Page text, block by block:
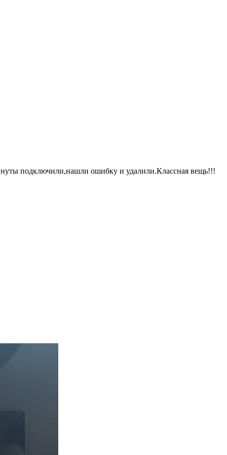
подключили,нашли ошибку и удалили.Классная вещь!!!